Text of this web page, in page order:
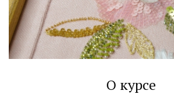
О курсе